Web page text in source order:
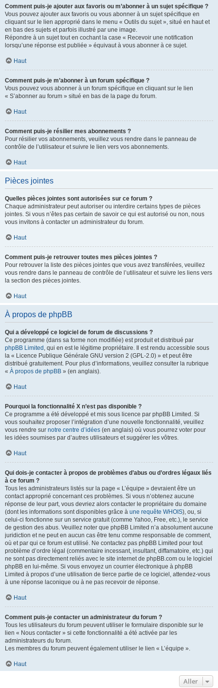
Comment puis-je ajouter aux favoris ou m’abonner à un sujet spécifique ?
Vous pouvez ajouter aux favoris ou vous abonner à un sujet spécifique en
cliquant sur le lien approprié dans le menu « Outils du sujet », situé en haut et
en bas des sujets et parfois illustré par une image.
Répondre à un sujet tout en cochant la case « Recevoir une notification
lorsqu’une réponse est publiée » équivaut à vous abonner à ce sujet.
Haut
Comment puis-je m’abonner à un forum spécifique ?
Vous pouvez vous abonner à un forum spécifique en cliquant sur le lien
« S’abonner au forum » situé en bas de la page du forum.
Haut
Comment puis-je résilier mes abonnements ?
Pour résilier vos abonnements, veuillez vous rendre dans le panneau de
contrôle de l’utilisateur et suivre le lien vers vos abonnements.
Haut
Pièces jointes
Quelles pièces jointes sont autorisées sur ce forum ?
Chaque administrateur peut autoriser ou interdire certains types de pièces
jointes. Si vous n’êtes pas certain de savoir ce qui est autorisé ou non, nous
vous invitons à contacter un administrateur du forum.
Haut
Comment puis-je retrouver toutes mes pièces jointes ?
Pour retrouver la liste des pièces jointes que vous avez transférées, veuillez
vous rendre dans le panneau de contrôle de l’utilisateur et suivre les liens vers
la section des pièces jointes.
Haut
À propos de phpBB
Qui a développé ce logiciel de forum de discussions ?
Ce programme (dans sa forme non modifiée) est produit et distribué par
phpBB Limited , qui en est le légitime propriétaire. Il est rendu accessible sous
la « Licence Publique Générale GNU version 2 (GPL-2.0) » et peut être
distribué gratuitement. Pour plus d’informations, veuillez consulter la rubrique
« À propos de phpBB » (en anglais).
Haut
Pourquoi la fonctionnalité X n’est pas disponible ?
Ce programme a été développé et mis sous licence par phpBB Limited. Si
vous souhaitez proposer l’intégration d’une nouvelle fonctionnalité, veuillez
vous rendre sur notre centre d’idées (en anglais) où vous pourrez voter pour
les idées soumises par d’autres utilisateurs et suggérer les vôtres.
Haut
Qui dois-je contacter à propos de problèmes d’abus ou d’ordres légaux liés
à ce forum ?
Tous les administrateurs listés sur la page « L’équipe » devraient être un
contact approprié concernant ces problèmes. Si vous n’obtenez aucune
réponse de leur part, vous devriez alors contacter le propriétaire du domaine
(dont les informations sont disponibles grâce à une requête WHOIS), ou, si
celui-ci fonctionne sur un service gratuit (comme Yahoo, Free, etc.), le service
de gestion des abus. Veuillez noter que phpBB Limited n’a absolument aucune
juridiction et ne peut en aucun cas être tenu comme responsable de comment,
où et par qui ce forum est utilisé. Ne contactez pas phpBB Limited pour tout
problème d’ordre légal (commentaire incessant, insultant, diffamatoire, etc.) qui
ne sont pas directement reliés avec le site internet de phpBB.com ou le logiciel
phpBB en lui-même. Si vous envoyez un courrier électronique à phpBB
Limited à propos d’une utilisation de tierce partie de ce logiciel, attendez-vous
à une réponse laconique ou à ne pas recevoir de réponse.
Haut
Comment puis-je contacter un administrateur du forum ?
Tous les utilisateurs du forum peuvent utiliser le formulaire disponible sur le
lien « Nous contacter » si cette fonctionnalité a été activée par les
administrateurs du forum.
Les membres du forum peuvent également utiliser le lien « L’équipe ».
Haut
Aller